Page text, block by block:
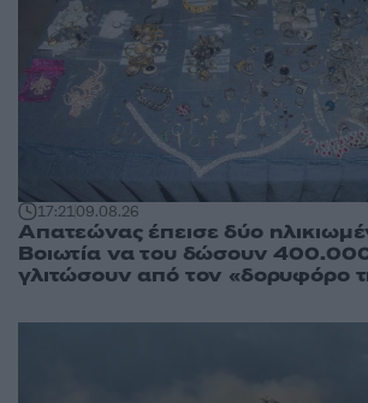
17:2109.08.26
Απατεώνας έπεισε δύο
Βοιωτία να του δώσουν
γλιτώσουν από τον «δορυφόρο